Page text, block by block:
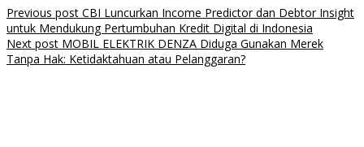
Previous post CBI Luncurkan Income Predictor dan Debtor Insight
untuk Mendukung Pertumbuhan Kredit Digital di Indonesia
Next post MOBIL ELEKTRIK DENZA Diduga Gunakan Merek
Tanpa Hak: Ketidaktahuan atau Pelanggaran?